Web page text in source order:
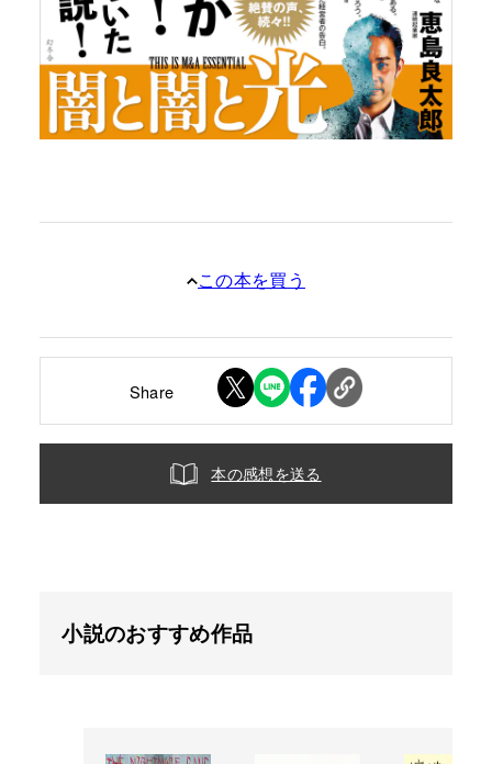
この本を買う
Share
本の感想を送る
小説のおすすめ作品